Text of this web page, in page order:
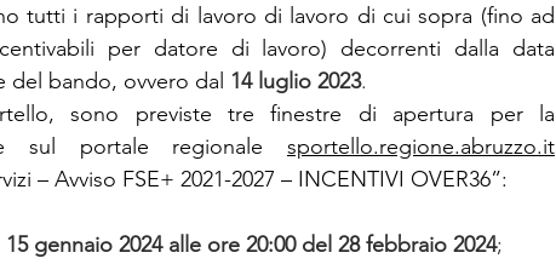
tutti i rapporti di lavoro di lavoro di cui sopra (fino ad
per datore di lavoro) decorrenti dalla data
del bando, ovvero dal 14 luglio 2023.
sono previste tre finestre di apertura per la
sul portale regionale sportello.regione.abruzzo.it
– Avviso FSE+ 2021-2027 – INCENTIVI OVER36”:
gennaio 2024 alle ore 20:00 del 28 febbraio 2024;